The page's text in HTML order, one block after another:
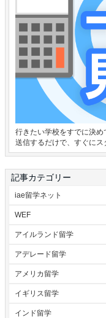
行きたい学校をすでに決
送信するだけで、すぐにス
記事カテゴリー
iae留学ネット
WEF
アイルランド留学
アデレード留学
アメリカ留学
イギリス留学
インド留学